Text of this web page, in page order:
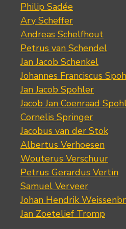
Philip Sadée
Ary Scheffer
Andreas Schelfhout
Petrus van Schendel
Jan Jacob Schenkel
Johannes Franciscus
Jan Jacob Spohler
Jacob Jan Coenraad
Cornelis Springer
Jacobus van der Stok
Albertus Verhoesen
Wouterus Verschuur
Petrus Gerardus Vertin
Samuel Verveer
Johan Hendrik
Jan Zoetelief Tromp